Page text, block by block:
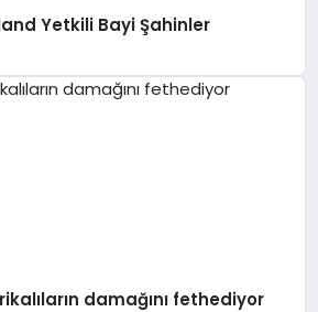
Yetkili Bayi Şahinler
damağını fethediyor